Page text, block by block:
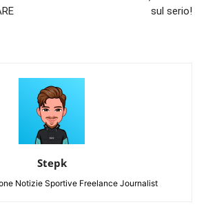
sul serio!
Stepk
Notizie Sportive Freelance Journalist